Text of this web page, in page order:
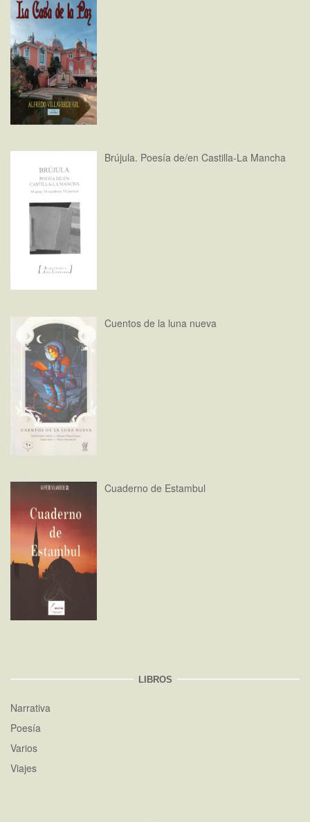
Brújula. Poesía de/en Castilla-La Mancha
Cuentos de la luna nueva
Cuaderno de Estambul
LIBROS
Narrativa
Poesía
Varios
Viajes